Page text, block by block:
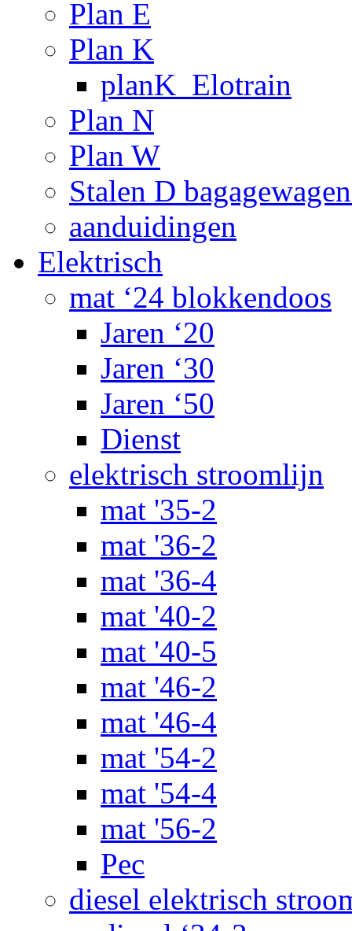
Plan E
Plan K
planK_Elotrain
Plan N
Plan W
Stalen D
aanduidingen
Elektrisch
mat ‘24 blokkendoos
Jaren ‘20
Jaren ‘30
Jaren ‘50
Dienst
elektrisch stroomlijn
mat '35-2
mat '36-2
mat '36-4
mat '40-2
mat '40-5
mat '46-2
mat '46-4
mat '54-2
mat '54-4
mat '56-2
Pec
diesel elektrisch